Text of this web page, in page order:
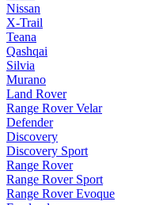
Nissan
X-Trail
Teana
Qashqai
Silvia
Murano
Land Rover
Range Rover Velar
Defender
Discovery
Discovery Sport
Range Rover
Range Rover Sport
Range Rover Evoque